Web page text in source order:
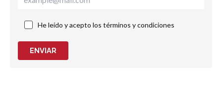
He leído y acepto los términos y condiciones
ENVIAR